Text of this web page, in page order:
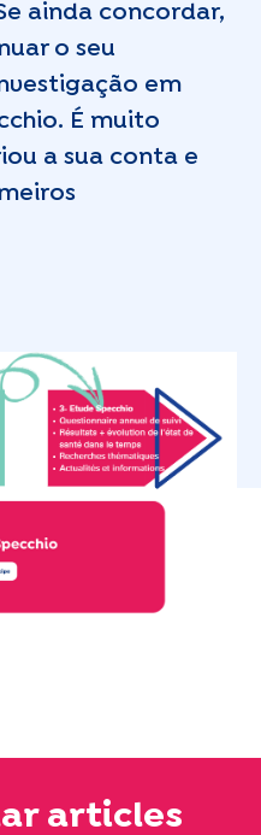
ainda concordar,
o seu
em
É muito
a sua conta e
articles